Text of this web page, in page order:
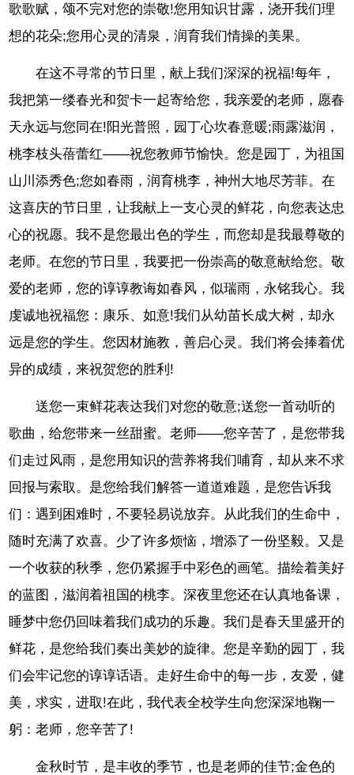
歌歌赋，颂不完对您的崇敬!您用知识甘露，浇开我们理
想的花朵;您用心灵的清泉，润育我们情操的美果。
在这不寻常的节日里，献上我们深深的祝福!每年，
我把第一缕春光和贺卡一起寄给您，我亲爱的老师，愿春
天永远与您同在!阳光普照，园丁心坎春意暖;雨露滋润，
桃李枝头蓓蕾红——祝您教师节愉快。您是园丁，为祖国
山川添秀色;您如春雨，润育桃李，神州大地尽芳菲。在
这喜庆的节日里，让我献上一支心灵的鲜花，向您表达忠
心的祝愿。我不是您最出色的学生，而您却是我最尊敬的
老师。在您的节日里，我要把一份崇高的敬意献给您。敬
爱的老师，您的谆谆教诲如春风，似瑞雨，永铭我心。我
虔诚地祝福您：康乐、如意!我们从幼苗长成大树，却永
远是您的学生。您因材施教，善启心灵。我们将会捧着优
异的成绩，来祝贺您的胜利!
送您一束鲜花表达我们对您的敬意;送您一首动听的
歌曲，给您带来一丝甜蜜。老师——您辛苦了，是您带我
们走过风雨，是您用知识的营养将我们哺育，却从来不求
回报与索取。是您给我们解答一道道难题，是您告诉我
们：遇到困难时，不要轻易说放弃。从此我们的生命中，
随时充满了欢喜。少了许多烦恼，增添了一份坚毅。又是
一个收获的秋季，您仍紧握手中彩色的画笔。描绘着美好
的蓝图，滋润着祖国的桃李。深夜里您还在认真地备课，
睡梦中您仍回味着我们成功的乐趣。我们是春天里盛开的
鲜花，是您给我们奏出美妙的旋律。您是辛勤的园丁，我
们会牢记您的谆谆话语。走好生命中的每一步，友爱，健
美，求实，进取!在此，我代表全校学生向您深深地鞠一
躬：老师，您辛苦了!
金秋时节，是丰收的季节，也是老师的佳节;金色的